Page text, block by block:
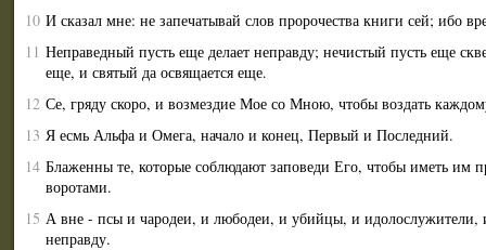
10 И сказал мне: не запечатывай слов пророчества книги сей; ибо
11 Неправедный пусть еще делает неправду; нечистый пусть еще
еще, и святый да освящается еще.
12 Се, гряду скоро, и возмездие Мое со Мною, чтобы воздать
13 Я есмь Альфа и Омега, начало и конец, Первый и Последний.
14 Блаженны те, которые соблюдают заповеди Его, чтобы иметь им
воротами.
15 А вне - псы и чародеи, и любодеи, и убийцы, и
неправду.